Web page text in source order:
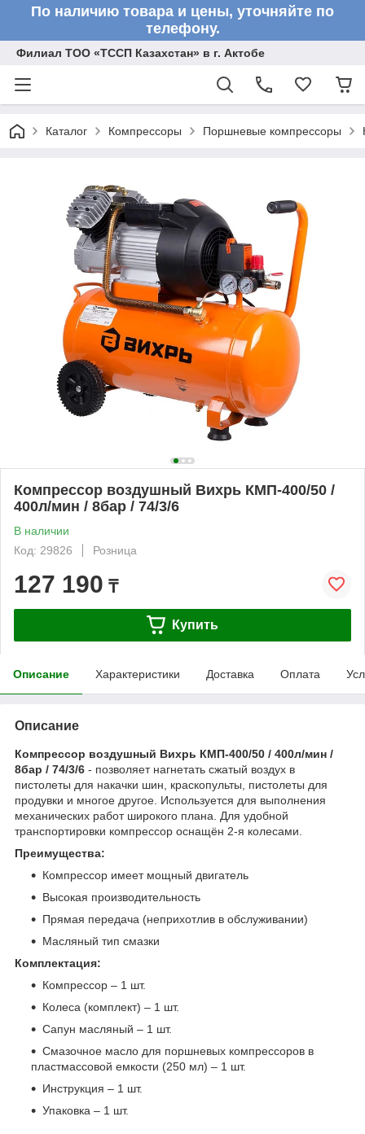
По наличию товара и цены, уточняйте по
телефону.
Филиал ТОО «ТССП Казахстан» в г. Актобе
Каталог Компрессоры Поршневые компрессоры
Компрессор воздушный Вихрь КМП-400/50 /
400л/мин / 8бар / 74/3/6
В наличии
Код: 29826
Розница
127 190 ₸
Купить
Описание Характеристики Доставка Оплата
Описание
Компрессор воздушный Вихрь КМП-400/50 / 400л/мин /
8бар / 74/3/6 - позволяет нагнетать сжатый воздух в
пистолеты для накачки шин, краскопульты, пистолеты для
продувки и многое другое. Используется для выполнения
механических работ широкого плана. Для удобной
транспортировки компрессор оснащён 2-я колесами.
Преимущества:
Компрессор имеет мощный двигатель
Высокая производительность
Прямая передача (неприхотлив в обслуживании)
Масляный тип смазки
Комплектация:
Компрессор – 1 шт.
Колеса (комплект) – 1 шт.
Сапун масляный – 1 шт.
Смазочное масло для поршневых компрессоров в
пластмассовой емкости (250 мл) – 1 шт.
Инструкция – 1 шт.
Упаковка – 1 шт.